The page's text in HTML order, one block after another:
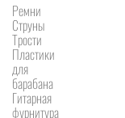
Ремни
Струны
Трости
Пластики
для
барабана
Гитарная
фурнитура